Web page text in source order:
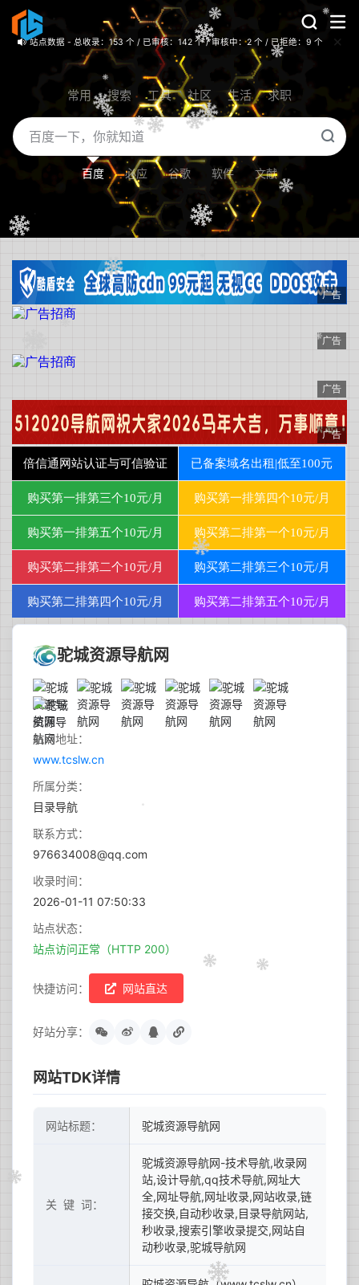
站点数据 - 总收录：153 个 / 已审核：142 个 / 审核中：2 个 / 已拒绝：9 个
常用 搜索 工具 社区 生活 求职
百度 必应 谷歌 软件 文献
驼城资源导航网
站点地址：
www.tcslw.cn
所属分类：
目录导航
联系方式：
976634008@qq.com
收录时间：
2026-01-11 07:50:33
站点状态：
站点访问正常（HTTP 200）
快捷访问： 网站直达
好站分享：
网站TDK详情
网站标题： 驼城资源导航网
关 键 词：
驼城资源导航网-技术导航,收录网
站,设计导航,qq技术导航,网址大
全,网址导航,网址收录,网站收录,链
接交换,自动秒收录,目录导航网站,
秒收录,搜索引擎收录提交,网站自
动秒收录,驼城导航网